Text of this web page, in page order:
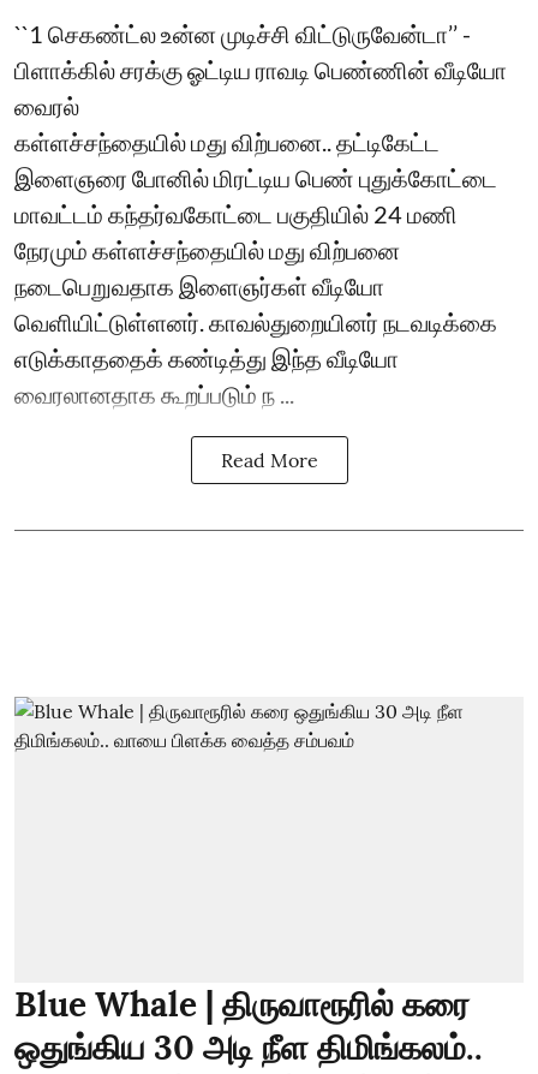
``1 செகண்ட்ல உன்ன முடிச்சி விட்டுருவேன்டா’’ -
பிளாக்கில் சரக்கு ஓட்டிய ராவடி பெண்ணின் வீடியோ
வைரல்
கள்ளச்சந்தையில் மது விற்பனை.. தட்டிகேட்ட
இளைஞரை போனில் மிரட்டிய பெண் புதுக்கோட்டை
மாவட்டம் கந்தர்வகோட்டை பகுதியில் 24 மணி
நேரமும் கள்ளச்சந்தையில் மது விற்பனை
நடைபெறுவதாக இளைஞர்கள் வீடியோ
வெளியிட்டுள்ளனர். காவல்துறையினர் நடவடிக்கை
எடுக்காததைக் கண்டித்து இந்த வீடியோ
வைரலானதாக கூறப்படும் ந ...
Read More
Blue Whale | திருவாரூரில் கரை
ஒதுங்கிய 30 அடி நீள திமிங்கலம்..